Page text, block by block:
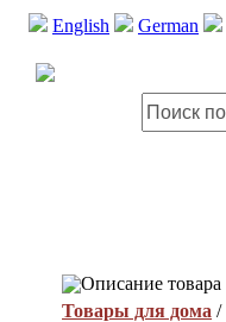
English German
Описание товара
Товары для дома /